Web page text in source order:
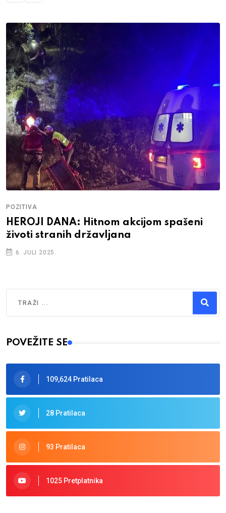
POZITIVA
HEROJI DANA: Hitnom akcijom spašeni
životi stranih državljana
6. JULI 2025.
Type 2 or more characters for results.
POVEŽITE SE
109,624 Pratilaca
28 Pratilaca
93 Pratilaca
1025 Pretplatnika